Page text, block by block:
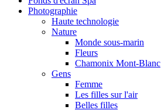
Photographie
Haute technologie
Nature
Monde sous-marin
Fleurs
Chamonix Mont-Blanc
Gens
Femme
Les filles sur l'air
Belles filles